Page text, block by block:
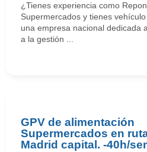
¿Tienes experiencia como
Supermercados y tienes
una empresa nacional dedicada
a la gestión ...
GPV de alimentación
Supermercados en
Madrid capital. -40h/